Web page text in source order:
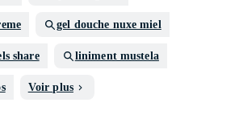
gel douche nuxe miel
share liniment mustela
Voir plus